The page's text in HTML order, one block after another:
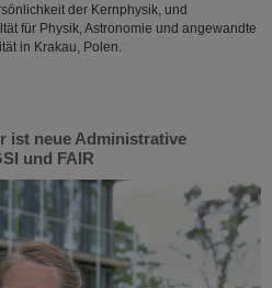
der Kernphysik, und
für Physik, Astronomie und angewandte
in Krakau, Polen.
ist neue Administrative
und FAIR